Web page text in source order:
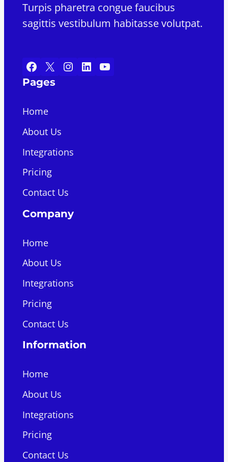
Turpis pharetra congue faucibus
sagittis vestibulum habitasse volutpat.
Facebook X Instagram LinkedIn YouTube
Pages
Home
About Us
Integrations
Pricing
Contact Us
Company
Home
About Us
Integrations
Pricing
Contact Us
Information
Home
About Us
Integrations
Pricing
Contact Us